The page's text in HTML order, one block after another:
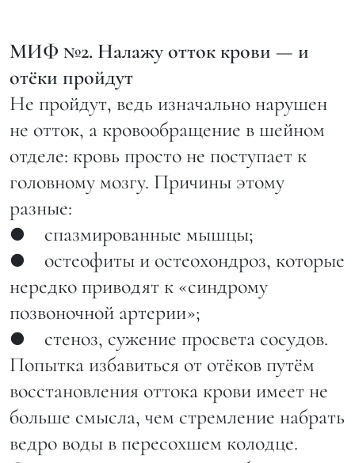
МИФ №2. Налажу отток крови — и
отёки пройдут
Не пройдут, ведь изначально нарушен
не отток, а кровообращение в шейном
отделе: кровь просто не поступает к
головному мозгу. Причины этому
разные:
● спазмированные мышцы;
● остеофиты и остеохондроз, которые
нередко приводят к «синдрому
позвоночной артерии»;
● стеноз, сужение просвета сосудов.
Попытка избавиться от отёков путём
восстановления оттока крови имеет не
больше смысла, чем стремление набрать
ведро воды в пересохшем колодце.